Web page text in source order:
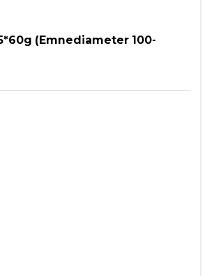
(Emnediameter 100-